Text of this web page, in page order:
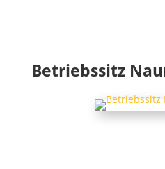
Betriebssitz